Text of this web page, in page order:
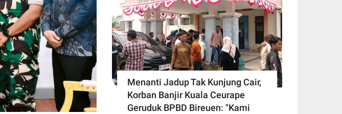
Menanti Jadup Tak Kunjung Cair,
Korban Banjir Kuala Ceurape
Geruduk BPBD Bireuen: "Kami